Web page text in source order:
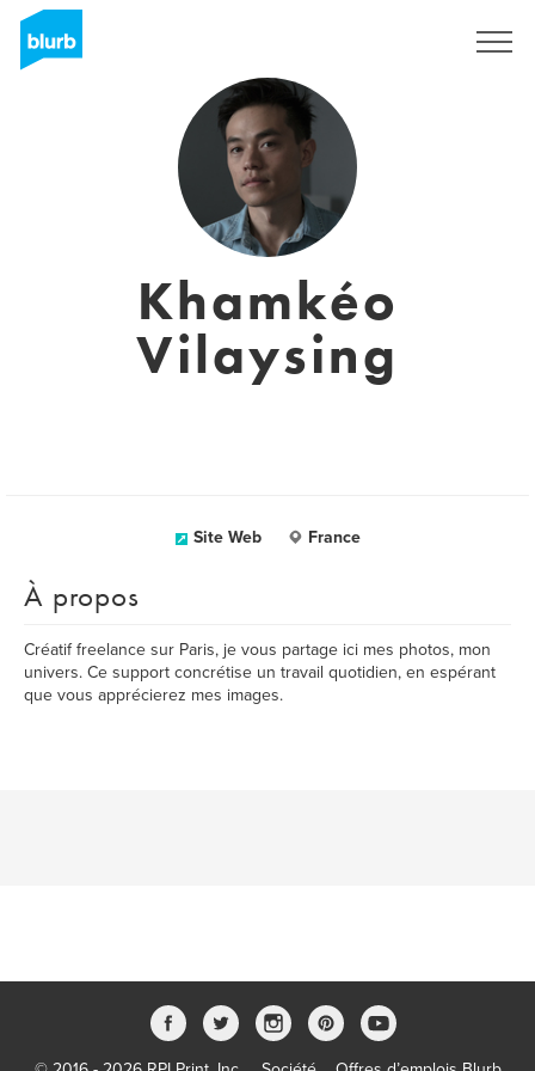
Khamkéo
Vilaysing
Site Web France
À propos
Créatif freelance sur Paris, je vous partage ici mes photos, mon
univers. Ce support concrétise un travail quotidien, en espérant
que vous apprécierez mes images.